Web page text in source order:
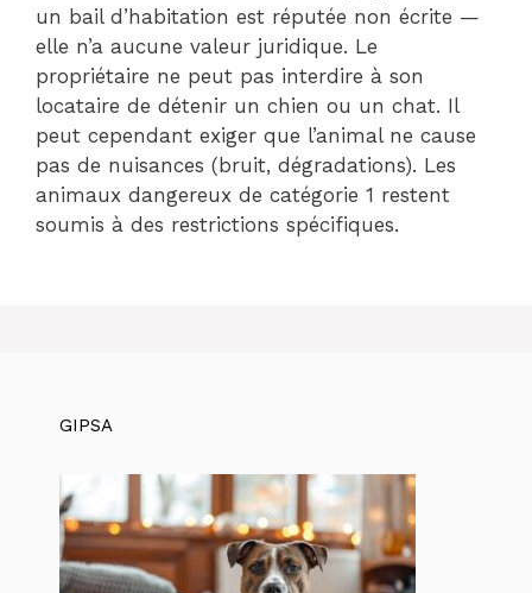
un bail d’habitation est réputée non écrite —
elle n’a aucune valeur juridique. Le
propriétaire ne peut pas interdire à son
locataire de détenir un chien ou un chat. Il
peut cependant exiger que l’animal ne cause
pas de nuisances (bruit, dégradations). Les
animaux dangereux de catégorie 1 restent
soumis à des restrictions spécifiques.
GIPSA